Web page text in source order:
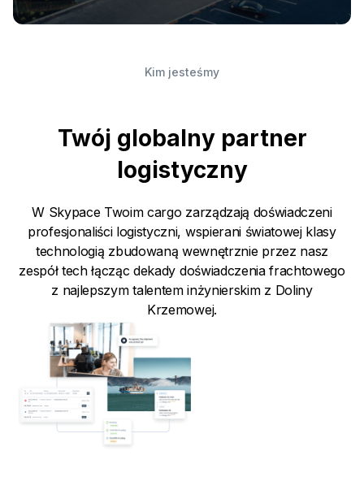
Kim jesteśmy
Twój globalny partner
logistyczny
W Skypace Twoim cargo zarządzają doświadczeni
profesjonaliści logistyczni, wspierani światowej klasy
technologią zbudowaną wewnętrznie przez nasz
zespół tech łącząc dekady doświadczenia frachtowego
z najlepszym talentem inżynierskim z Doliny
Krzemowej.